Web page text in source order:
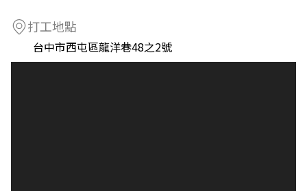
打工地點
台中市西屯區龍洋巷48之2號